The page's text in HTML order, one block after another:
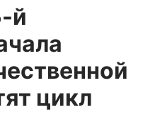
й
цикл